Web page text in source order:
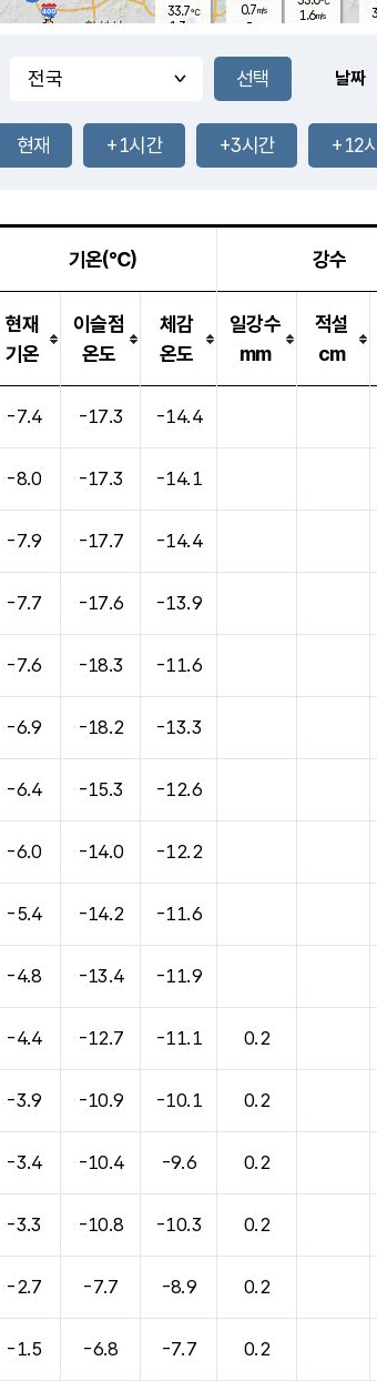
-mm
1.6m/s
31.4
℃
34.5℃
1.6m/s
-mm
-mm
0.7m/s
-
33.7℃
1.3 m/s
날짜
현재 +1시간 +3시간 +12
기온(℃) 강수
현재
기온
이슬점
온도
체감
온도
일강수
mm
적설
cm
-7.4 -17.3 -14.4
-8.0 -17.3 -14.1
-7.9 -17.7 -14.4
-7.7 -17.6 -13.9
-7.6 -18.3 -11.6
-6.9 -18.2 -13.3
-6.4 -15.3 -12.6
-6.0 -14.0 -12.2
-5.4 -14.2 -11.6
-4.8 -13.4 -11.9
-4.4 -12.7 -11.1 0.2
-3.9 -10.9 -10.1 0.2
-3.4 -10.4 -9.6 0.2
-3.3 -10.8 -10.3 0.2
-2.7 -7.7 -8.9 0.2
-1.5 -6.8 -7.7 0.2